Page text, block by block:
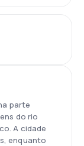
parte
do rio
A cidade
enquanto